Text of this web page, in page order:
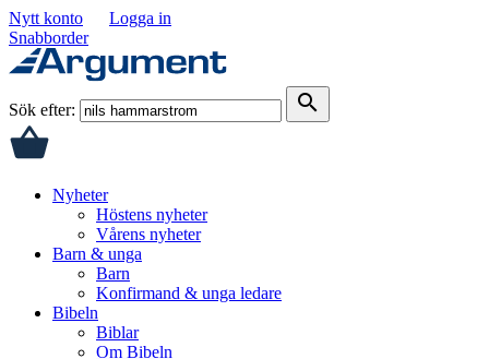
Nytt konto
Logga in
Snabborder
Sök efter: search
Nyheter
Höstens nyheter
Vårens nyheter
Barn & unga
Barn
Konfirmand & unga ledare
Bibeln
Biblar
Om Bibeln